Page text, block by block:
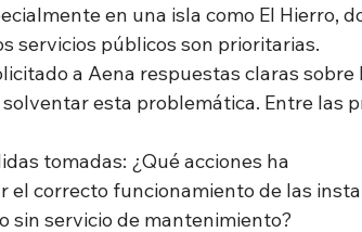
en una isla como El Hierro,
servicios públicos son prioritarias.
a Aena respuestas claras sobre
esta problemática. Entre las
tomadas: ¿Qué acciones ha
el correcto funcionamiento de las
sin servicio de mantenimiento?